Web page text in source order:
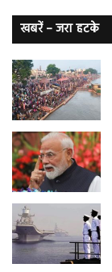
खबरें – जरा हटके